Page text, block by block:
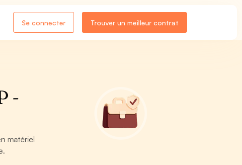
Se connecter Trouver un meilleur contrat
-
matériel